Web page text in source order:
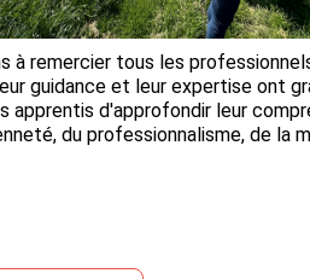
à remercier tous les
guidance et leur expertise ont
apprentis d'approfondir leur
du professionnalisme, de la